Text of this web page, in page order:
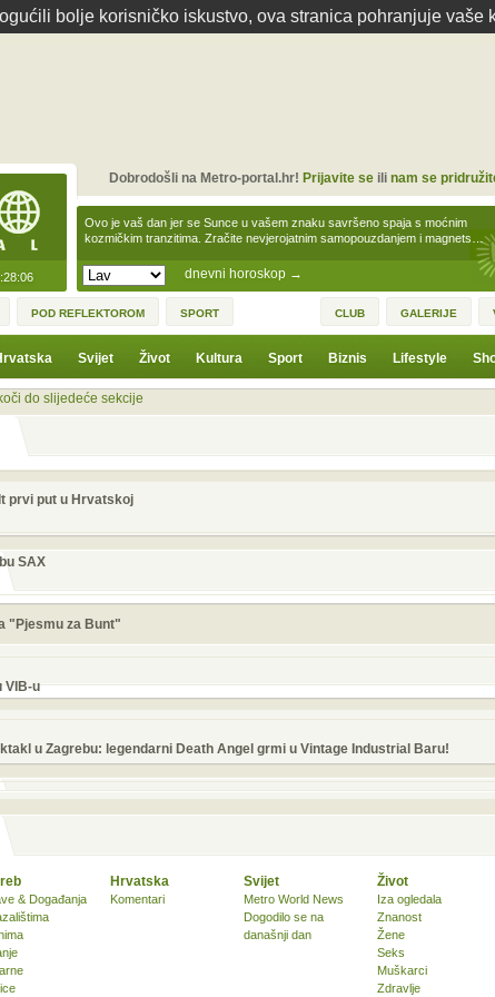
bolje korisničko iskustvo, ova stranica pohranjuje vaše
dnevni horoskop →
Ovo je vaš dan jer se Sunce u vašem znaku savršeno spaja s moćnim
kozmičkim tranzitima. Zračite nevjerojatnim samopouzdanjem i magnets…
Dobrodošli na Metro-portal.hr! Prijavite seili nam se
POD REFLEKTOROM SPORT CLUB GALERIJE
Svijet Život Kultura Sport Biznis Lifestyle
do slijedeće sekcije
prvi put u Hrvatskoj
SAX
"Pjesmu za Bunt"
VIB-u
u Zagrebu: legendarni Death Angel grmi u Vintage Industrial Baru!
& Događanja
Hrvatska
Komentari
Svijet
Metro World News
Dogodilo se na
današnji dan
Život
Iza ogledala
Znanost
Žene
Seks
Muškarci
Zdravlje